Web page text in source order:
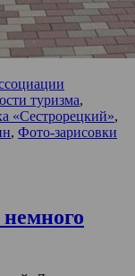
туризма,
«Сестрорецкий»,
, Фото-зарисовки